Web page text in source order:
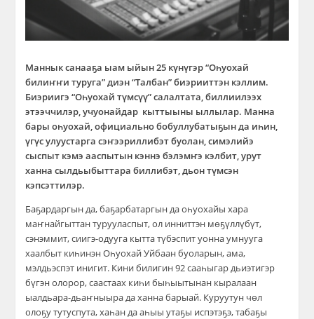
Маннык санааҕа ыам ыйын 25 күнүгэр “Оһуохай
билиҥҥи туруга” диэн “Талбан” биэрииттэн кэллим.
Биэриигэ “Оһуохай түмсүү” салалтата, биллиилээх
этээччилэр, учуонайдар кыттыыны ыллылар. Манна
бары оһуохай, официально бобуллубатыҕын да иһин,
үгүс улуустарга сэҥээриллибэт буолан, симэлийэ
сыспыт кэмэ ааспытын кэннэ бэлэмҥэ кэлбит, урут
ханна сылдьыбыттара биллибэт, дьон түмсэн
кэпсэттилэр.
Баҕардаргын да, баҕарбатаргын да оһуохайы хара
маҥнайгыттан турууласпыт, ол инниттэн мөҕүллүбүт,
сэнэммит, сиигэ-одууга кытта түбэспит уонна умнууга
хаалбыт киһинэн Оһуохай Уйбаан буоларын, ама,
мэлдьэспэт инигит. Кини билигин 92 сааһыгар дьиэтигэр
бүгэн олорор, саастаах киһи быһыытынан кыралаан
ыалдьара-дьаҥныыра да ханна барыай. Куруутун чөл
олоҕу тутуспута, хаһан да аһыы утаҕы испэтэҕэ, табаҕы